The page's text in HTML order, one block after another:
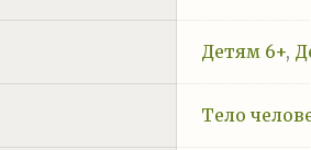
Детям 6+,
Тело